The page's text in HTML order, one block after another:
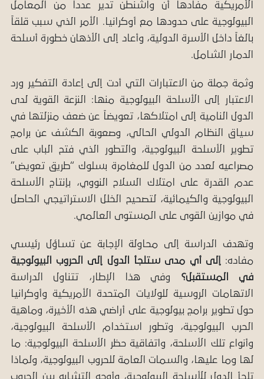
الأمريكية مفادها أن واشنطن تدير عدداً من المعامل
البيولوجية على حدودها مع أوكرانيا. الأمر الذي سبب قلقاً
بالغاً داخل الأسرة الدولية، وأعاد إلى الأذهان خطورة أسلحة
الدمار الشامل.
وثمة جملة من الاعتبارات التي أدت إلى إعادة التفكير ورد
الاعتبار إلى الأسلحة البيولوجية منها: النزعة القوية لدى
الدول النامية إلى امتلاكها، تعويضاً عن ضعف منزلتها في
سياق النظام الدولي الحالي، وصعوبة الكشف عن برامج
تطوير الأسلحة البيولوجية، والتطور الذي فتح الباب على
مصراعيه لعدد من الدول للمغامرة بسلوك “طريق تعويض”
عدم القدرة على امتلاك السلاح النووي، بإنتاج الأسلحة
البيولوجية والكيمائية، لتصحيح الخلل الاستراتيجي الحاصل
في موازين القوى على المستوى العالمي.
وتهدف الدراسة إلى محاولة الإجابة عن تساؤل رئيسي
مفاده: إلى أي مدى ستلجأ الدول إلى الحروب البيولوجية
في المستقبل؟ وفي هذا الإطار، تتناول الدراسة
الاتهامات الروسية للولايات المتحدة الأمريكية وأوكرانيا
حول تطوير برامج بيولوجية على أراضي هذه الأخيرة، وماهية
الحرب البيولوجية، وتطور استخدام الأسلحة البيولوجية،
وأنواع تلك الأسلحة، واتفاقية حظر الأسلحة البيولوجية: ما
لها وما عليها، والسمات العامة للحروب البيولوجية، ولماذا
تلجأ الدول للأسلحة البيولوجية، وأوجه التشابه بين الحروب